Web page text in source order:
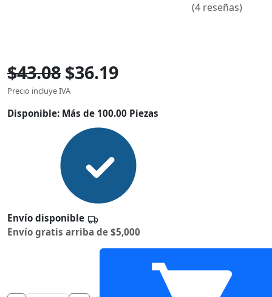
(4 reseñas)
$43.08 $36.19
Precio incluye IVA
Disponible: Más de 100.00 Piezas
Envío disponible
Envío gratis arriba de $5,000